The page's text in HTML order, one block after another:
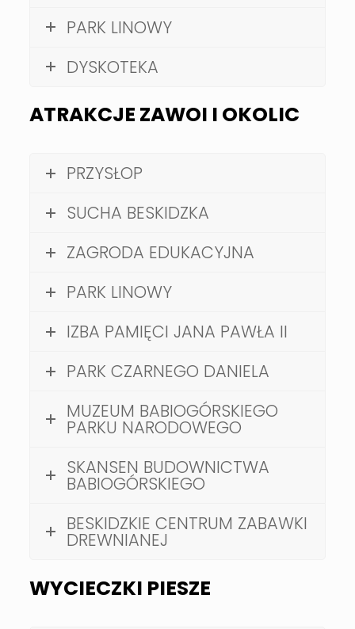
PARK LINOWY
DYSKOTEKA
ATRAKCJE ZAWOI I OKOLIC
PRZYSŁOP
SUCHA BESKIDZKA
ZAGRODA EDUKACYJNA
PARK LINOWY
IZBA PAMIĘCI JANA PAWŁA II
PARK CZARNEGO DANIELA
MUZEUM BABIOGÓRSKIEGO
PARKU NARODOWEGO
SKANSEN BUDOWNICTWA
BABIOGÓRSKIEGO
BESKIDZKIE CENTRUM ZABAWKI
DREWNIANEJ
WYCIECZKI PIESZE